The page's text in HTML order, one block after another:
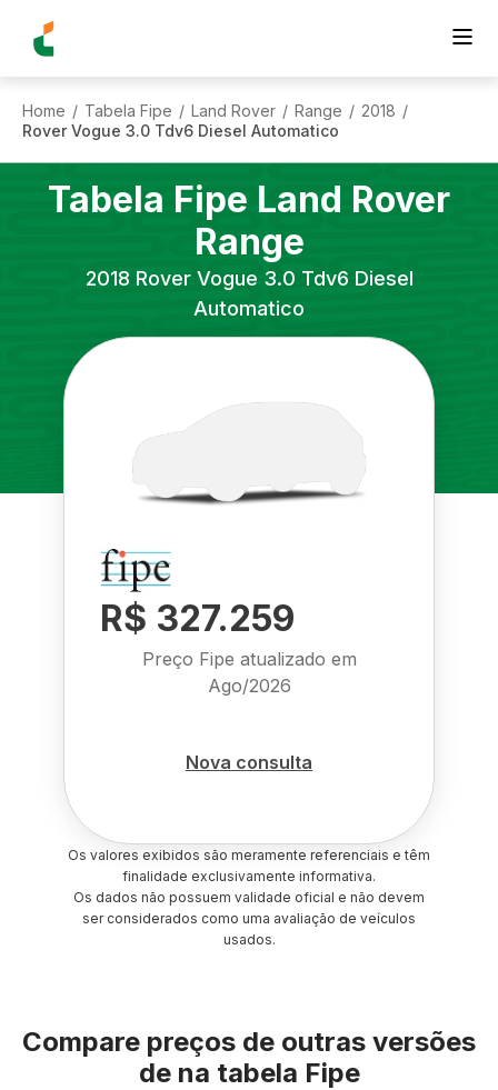
Home / Tabela Fipe / Land Rover / Range / 2018 /
Rover Vogue 3.0 Tdv6 Diesel Automatico
Tabela Fipe Land Rover
Range
2018 Rover Vogue 3.0 Tdv6 Diesel
Automatico
R$ 327.259
Preço Fipe atualizado em
Ago/2026
Nova consulta
Os valores exibidos são meramente referenciais e têm
finalidade exclusivamente informativa.
Os dados não possuem validade oficial e não devem
ser considerados como uma avaliação de veículos
usados.
Compare preços de outras versões
de na tabela Fipe